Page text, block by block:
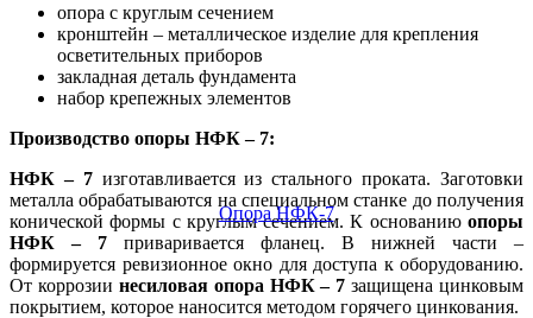
опора с круглым сечением
кронштейн – металлическое изделие для крепления
осветительных приборов
закладная деталь фундамента
набор крепежных элементов
Производство опоры НФК – 7:
НФК – 7изготавливается из стального проката. Заготовки
металла обрабатываются на специальном станке до получения
конической формы с круглым сечением. К основанию опоры
НФК – 7 приваривается фланец. В нижней части –
формируется ревизионное окно для доступа к оборудованию.
От коррозии несиловая опора НФК – 7 защищена цинковым
покрытием, которое наносится методом горячего цинкования.